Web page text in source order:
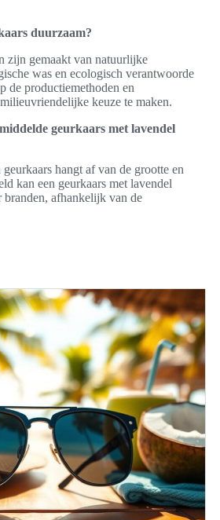
duurzaam?
zijn gemaakt van natuurlijke
was en ecologisch verantwoorde
de productiemethoden en
keuze te maken.
geurkaars met lavendel
hangt af van de grootte en
kan een geurkaars met lavendel
branden, afhankelijk van de